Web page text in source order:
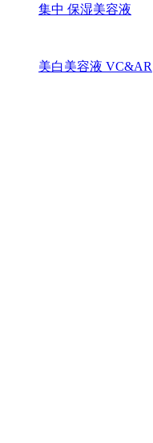
集中 保湿美容液
美白美容液 VC&AR